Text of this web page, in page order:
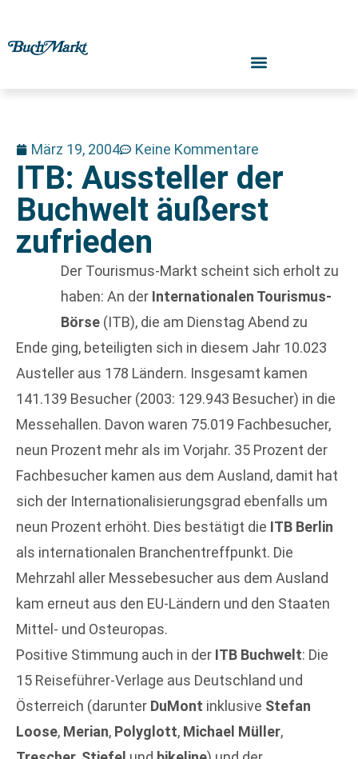
März 19, 2004 Keine Kommentare
ITB: Aussteller der
Buchwelt äußerst
zufrieden
Der Tourismus-Markt scheint sich erholt zu
haben: An der Internationalen Tourismus-
Börse (ITB), die am Dienstag Abend zu
Ende ging, beteiligten sich in diesem Jahr 10.023
Austeller aus 178 Ländern. Insgesamt kamen
141.139 Besucher (2003: 129.943 Besucher) in die
Messehallen. Davon waren 75.019 Fachbesucher,
neun Prozent mehr als im Vorjahr. 35 Prozent der
Fachbesucher kamen aus dem Ausland, damit hat
sich der Internationalisierungsgrad ebenfalls um
neun Prozent erhöht. Dies bestätigt die ITB Berlin
als internationalen Branchentreffpunkt. Die
Mehrzahl aller Messebesucher aus dem Ausland
kam erneut aus den EU-Ländern und den Staaten
Mittel- und Osteuropas.
Positive Stimmung auch in der ITB Buchwelt: Die
15 Reiseführer-Verlage aus Deutschland und
Österreich (darunter DuMont inklusive Stefan
Loose, Merian, Polyglott, Michael Müller,